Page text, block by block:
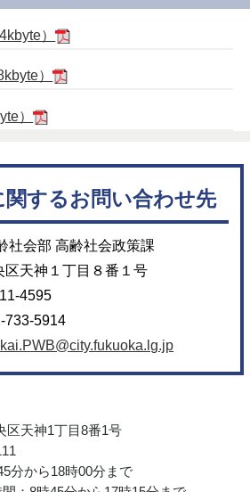
）
）
）
するお問い合わせ先
社会部 高齢社会政策課
区天神１丁目８番１号
4595
733-5914
区天神1丁目8番1号
分から18時00分まで